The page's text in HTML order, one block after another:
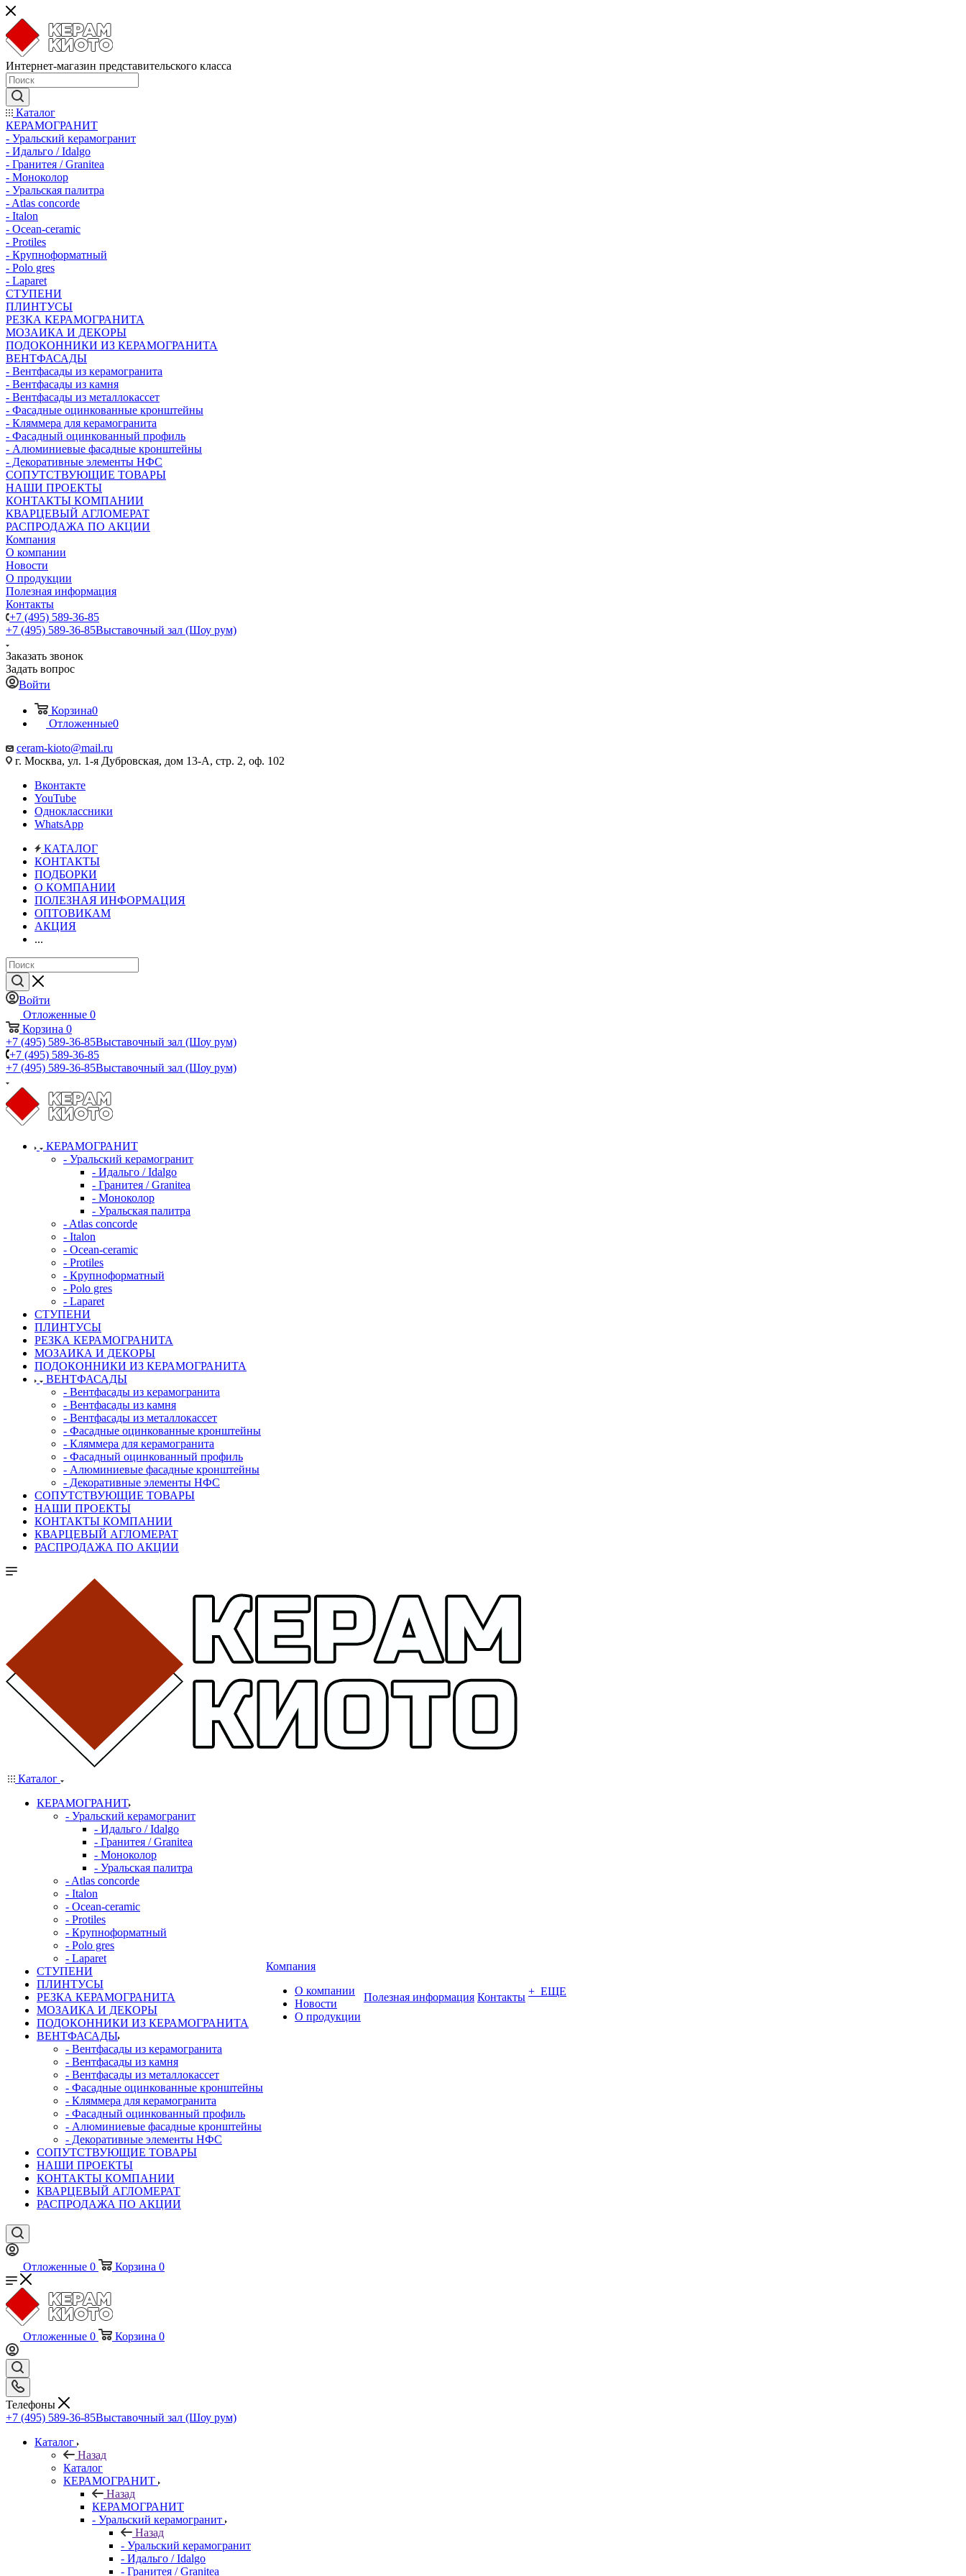
Интернет-магазин представительского класса
Каталог
КЕРАМОГРАНИТ
- Уральский керамогранит
- Идальго / Idalgo
- Гранитея / Granitea
- Моноколор
- Уральская палитра
- Atlas concorde
- Italon
- Ocean-ceramic
- Protiles
- Крупноформатный
- Polo gres
- Laparet
СТУПЕНИ
ПЛИНТУСЫ
РЕЗКА КЕРАМОГРАНИТА
МОЗАИКА И ДЕКОРЫ
ПОДОКОННИКИ ИЗ КЕРАМОГРАНИТА
ВЕНТФАСАДЫ
- Вентфасады из керамогранита
- Вентфасады из камня
- Вентфасады из металлокассет
- Фасадные оцинкованные кронштейны
- Кляммера для керамогранита
- Фасадный оцинкованный профиль
- Алюминиевые фасадные кронштейны
- Декоративные элементы НФС
СОПУТСТВУЮЩИЕ ТОВАРЫ
НАШИ ПРОЕКТЫ
КОНТАКТЫ КОМПАНИИ
КВАРЦЕВЫЙ АГЛОМЕРАТ
РАСПРОДАЖА ПО АКЦИИ
Компания
О компании
Новости
О продукции
Полезная информация
Контакты
+7 (495) 589-36-85
+7 (495) 589-36-85Выставочный зал (Шоу рум)
Заказать звонок
Задать вопрос
Войти
Корзина0
Отложенные0
ceram-kioto@mail.ru
г. Москва, ул. 1-я Дубровская, дом 13-А, стр. 2, оф. 102
Вконтакте
YouTube
Одноклассники
WhatsApp
КАТАЛОГ
КОНТАКТЫ
ПОДБОРКИ
О КОМПАНИИ
ПОЛЕЗНАЯ ИНФОРМАЦИЯ
ОПТОВИКАМ
АКЦИЯ
...
Войти
Отложенные 0
Корзина 0
+7 (495) 589-36-85Выставочный зал (Шоу рум)
+7 (495) 589-36-85
+7 (495) 589-36-85Выставочный зал (Шоу рум)
КЕРАМОГРАНИТ
- Уральский керамогранит
- Идальго / Idalgo
- Гранитея / Granitea
- Моноколор
- Уральская палитра
- Atlas concorde
- Italon
- Ocean-ceramic
- Protiles
- Крупноформатный
- Polo gres
- Laparet
СТУПЕНИ
ПЛИНТУСЫ
РЕЗКА КЕРАМОГРАНИТА
МОЗАИКА И ДЕКОРЫ
ПОДОКОННИКИ ИЗ КЕРАМОГРАНИТА
ВЕНТФАСАДЫ
- Вентфасады из керамогранита
- Вентфасады из камня
- Вентфасады из металлокассет
- Фасадные оцинкованные кронштейны
- Кляммера для керамогранита
- Фасадный оцинкованный профиль
- Алюминиевые фасадные кронштейны
- Декоративные элементы НФС
СОПУТСТВУЮЩИЕ ТОВАРЫ
НАШИ ПРОЕКТЫ
КОНТАКТЫ КОМПАНИИ
КВАРЦЕВЫЙ АГЛОМЕРАТ
РАСПРОДАЖА ПО АКЦИИ
Каталог
КЕРАМОГРАНИТ
- Уральский керамогранит
- Идальго / Idalgo
- Гранитея / Granitea
- Моноколор
- Уральская палитра
- Atlas concorde
- Italon
- Ocean-ceramic
- Protiles
- Крупноформатный
- Polo gres
- Laparet
СТУПЕНИ
ПЛИНТУСЫ
РЕЗКА КЕРАМОГРАНИТА
МОЗАИКА И ДЕКОРЫ
ПОДОКОННИКИ ИЗ КЕРАМОГРАНИТА
ВЕНТФАСАДЫ
- Вентфасады из керамогранита
- Вентфасады из камня
- Вентфасады из металлокассет
- Фасадные оцинкованные кронштейны
- Кляммера для керамогранита
- Фасадный оцинкованный профиль
- Алюминиевые фасадные кронштейны
- Декоративные элементы НФС
СОПУТСТВУЮЩИЕ ТОВАРЫ
НАШИ ПРОЕКТЫ
КОНТАКТЫ КОМПАНИИ
КВАРЦЕВЫЙ АГЛОМЕРАТ
РАСПРОДАЖА ПО АКЦИИ
Компания
О компании
Новости
О продукции
Полезная информация Контакты + ЕЩЕ
Отложенные 0 Корзина 0
Отложенные 0 Корзина 0
Телефоны
+7 (495) 589-36-85Выставочный зал (Шоу рум)
Каталог
Назад
Каталог
КЕРАМОГРАНИТ
Назад
КЕРАМОГРАНИТ
- Уральский керамогранит
Назад
- Уральский керамогранит
- Идальго / Idalgo
- Гранитея / Granitea